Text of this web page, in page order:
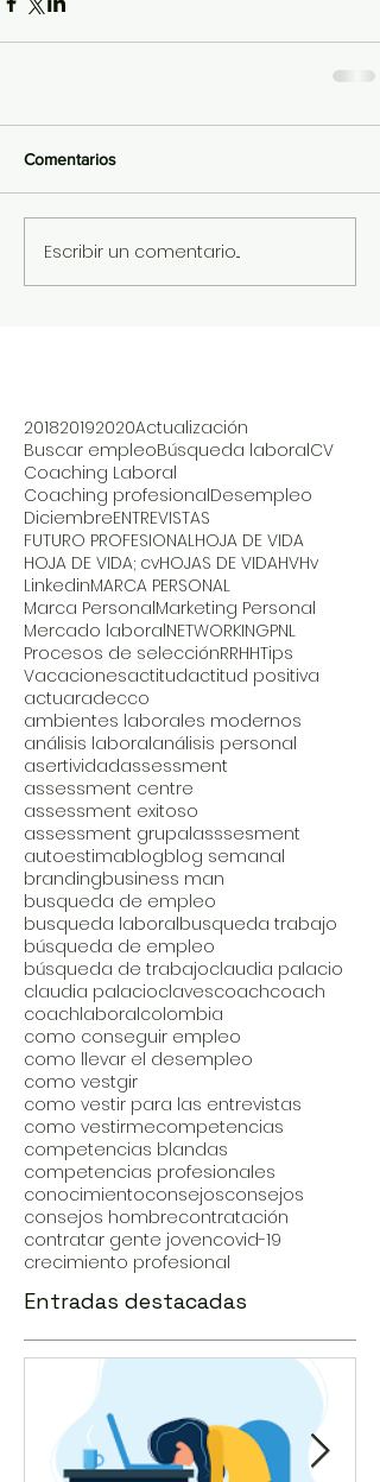
Comentarios
Escribir un comentario...
201820192020Actualización
Buscar empleoBúsqueda laboralCV
Coaching Laboral
Coaching profesionalDesempleo
DiciembreENTREVISTAS
FUTURO PROFESIONALHOJA DE VIDA
HOJA DE VIDA; cvHOJAS DE VIDAHVHv
LinkedinMARCA PERSONAL
Marca PersonalMarketing Personal
Mercado laboralNETWORKINGPNL
Procesos de selecciónRRHHTips
Vacacionesactitudactitud positiva
actuaradecco
ambientes laborales modernos
análisis laboralanálisis personal
asertividadassessment
assessment centre
assessment exitoso
assessment grupalasssesment
autoestimablogblog semanal
brandingbusiness man
busqueda de empleo
busqueda laboralbusqueda trabajo
búsqueda de empleo
búsqueda de trabajoclaudia palacio
claudia palacioclavescoachcoach
coachlaboralcolombia
como conseguir empleo
como llevar el desempleo
como vestgir
como vestir para las entrevistas
como vestirmecompetencias
competencias blandas
competencias profesionales
conocimientoconsejosconsejos
consejos hombrecontratación
contratar gente jovencovid-19
crecimiento profesional
Entradas destacadas